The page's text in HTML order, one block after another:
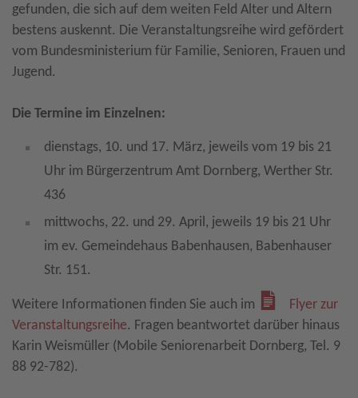
gefunden, die sich auf dem weiten Feld Alter und Altern
bestens auskennt. Die Veranstaltungsreihe wird gefördert
vom Bundesministerium für Familie, Senioren, Frauen und
Jugend.
Die Termine im Einzelnen:
dienstags, 10. und 17. März, jeweils vom 19 bis 21
Uhr im Bürgerzentrum Amt Dornberg, Werther Str.
436
mittwochs, 22. und 29. April, jeweils 19 bis 21 Uhr
im ev. Gemeindehaus Babenhausen, Babenhauser
Str. 151.
Weitere Informationen finden Sie auch im
Flyer zur
Veranstaltungsreihe. Fragen beantwortet darüber hinaus
Karin Weismüller (Mobile Seniorenarbeit Dornberg, Tel. 9
88 92-782).